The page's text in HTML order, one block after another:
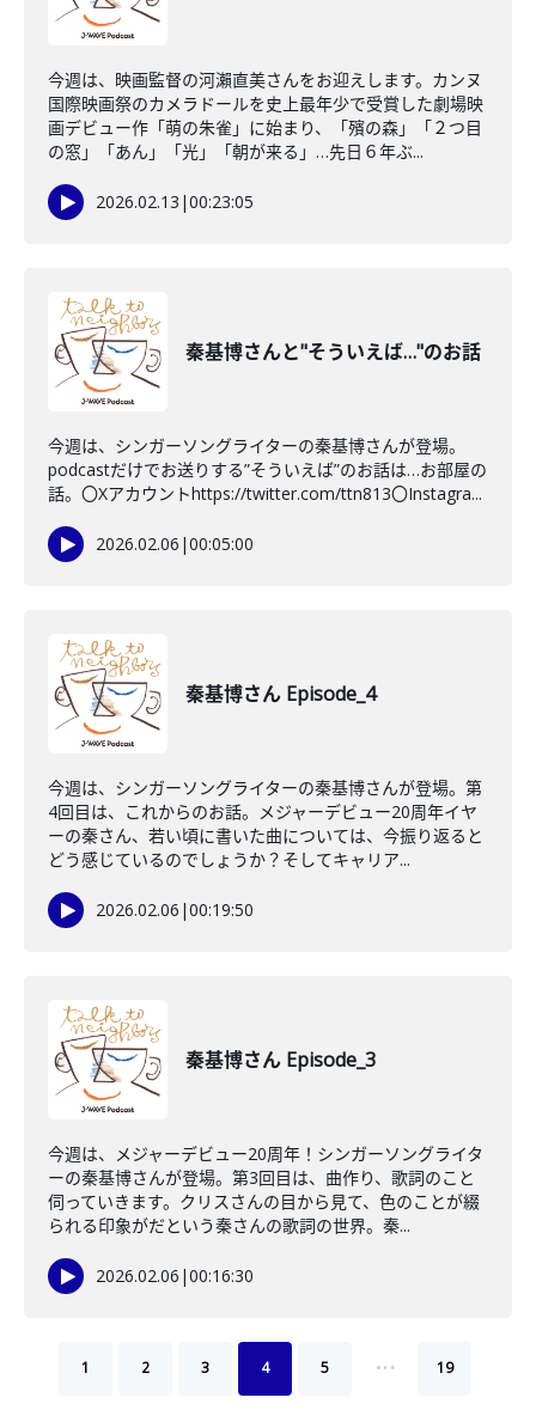
今週は、映画監督の河瀨直美さんをお迎えします。カンヌ
国際映画祭のカメラドールを史上最年少で受賞した劇場映
画デビュー作「萌の朱雀」に始まり、「殯の森」「２つ目
の窓」「あん」「光」「朝が来る」…先日６年ぶ...
2026.02.13 |00:23:05
秦基博さんと"そういえば…"のお話
今週は、シンガーソングライターの秦基博さんが登場。
podcastだけでお送りする”そういえば”のお話は…お部屋の
話。〇Xアカウントhttps://twitter.com/ttn813〇Instagra...
2026.02.06 |00:05:00
秦基博さん Episode_4
今週は、シンガーソングライターの秦基博さんが登場。第
4回目は、これからのお話。メジャーデビュー20周年イヤ
ーの秦さん、若い頃に書いた曲については、今振り返ると
どう感じているのでしょうか？そしてキャリア...
2026.02.06 |00:19:50
秦基博さん Episode_3
今週は、メジャーデビュー20周年！シンガーソングライタ
ーの秦基博さんが登場。第3回目は、曲作り、歌詞のこと
伺っていきます。クリスさんの目から見て、色のことが綴
られる印象がだという秦さんの歌詞の世界。秦...
2026.02.06 |00:16:30
1 2 3 4 5 … 19